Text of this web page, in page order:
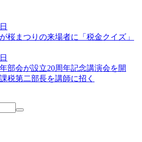
桜まつりの来場者に「税金クイズ」
部会が設立20周年記念講演会を開
税第二部長を講師に招く